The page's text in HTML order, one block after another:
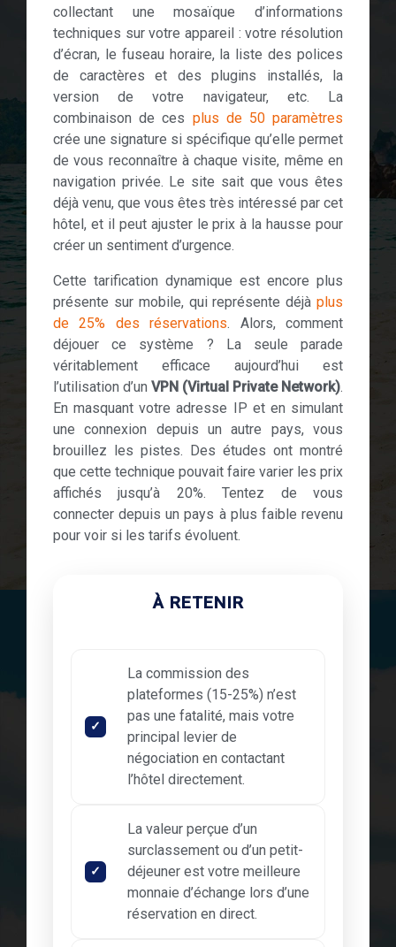
collectant une mosaïque d’informations
techniques sur votre appareil : votre résolution
d’écran, le fuseau horaire, la liste des polices
de caractères et des plugins installés, la
version de votre navigateur, etc. La
combinaison de ces plus de 50 paramètres
crée une signature si spécifique qu’elle permet
de vous reconnaître à chaque visite, même en
navigation privée. Le site sait que vous êtes
déjà venu, que vous êtes très intéressé par cet
hôtel, et il peut ajuster le prix à la hausse pour
créer un sentiment d’urgence.
Cette tarification dynamique est encore plus
présente sur mobile, qui représente déjà plus
de 25% des réservations. Alors, comment
déjouer ce système ? La seule parade
véritablement efficace aujourd’hui est
l’utilisation d’un VPN (Virtual Private Network).
En masquant votre adresse IP et en simulant
une connexion depuis un autre pays, vous
brouillez les pistes. Des études ont montré
que cette technique pouvait faire varier les prix
affichés jusqu’à 20%. Tentez de vous
connecter depuis un pays à plus faible revenu
pour voir si les tarifs évoluent.
À RETENIR
La commission des
plateformes (15-25%) n’est
pas une fatalité, mais votre
principal levier de
négociation en contactant
l’hôtel directement.
La valeur perçue d’un
surclassement ou d’un petit-
déjeuner est votre meilleure
monnaie d’échange lors d’une
réservation en direct.